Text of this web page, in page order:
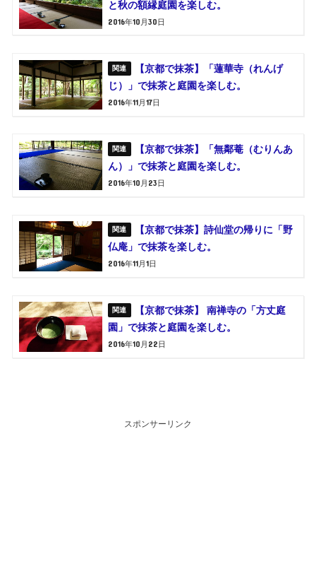
と秋の額縁庭園を楽しむ。
2016年10月30日
【京都で抹茶】「蓮華寺（れんげ
じ）」で抹茶と庭園を楽しむ。
2016年11月17日
【京都で抹茶】「無鄰菴（むりんあ
ん）」で抹茶と庭園を楽しむ。
2016年10月23日
【京都で抹茶】詩仙堂の帰りに「野
仏庵」で抹茶を楽しむ。
2016年11月1日
【京都で抹茶】 南禅寺の「方丈庭
園」で抹茶と庭園を楽しむ。
2016年10月22日
スポンサーリンク